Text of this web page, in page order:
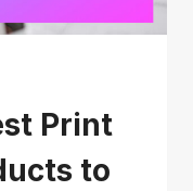
Print
to